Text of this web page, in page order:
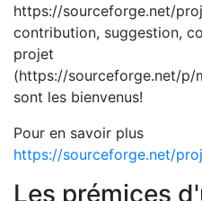
https://sourceforge.net/
contribution, suggestion,
projet
(https://sourceforge.net/p/
sont les bienvenus!
Pour en savoir plus
https://sourceforge.net/
Les prémices